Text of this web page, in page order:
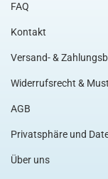
FAQ
Kontakt
Versand- &
Widerrufsrecht &
AGB
Privatsphäre und
Über uns